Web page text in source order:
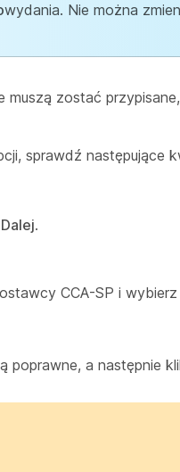
wydania. Nie można
zostać
sprawdź następujące
Dalej.
CCA-SP i wybierz
poprawne, a następnie